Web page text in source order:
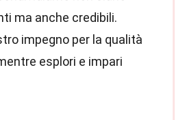
ma anche credibili.
impegno per la qualità
esplori e impari